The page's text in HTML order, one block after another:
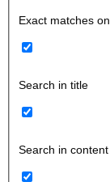
Exact matches
Search in title
Search in content